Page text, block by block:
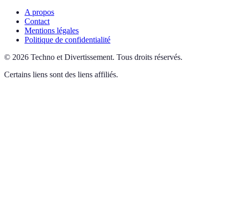
A propos
Contact
Mentions légales
Politique de confidentialité
© 2026 Techno et Divertissement. Tous droits réservés.
Certains liens sont des liens affiliés.